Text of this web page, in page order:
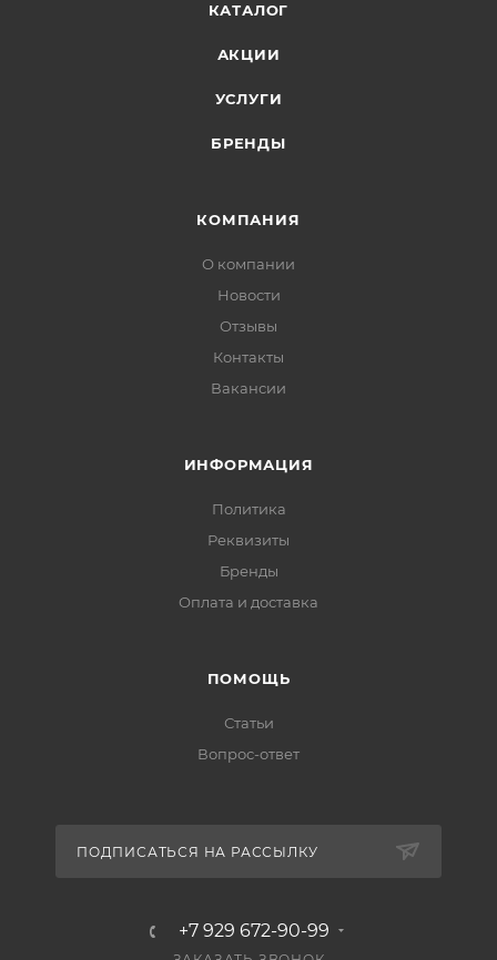
КАТАЛОГ
АКЦИИ
УСЛУГИ
БРЕНДЫ
КОМПАНИЯ
О компании
Новости
Отзывы
Контакты
Вакансии
ИНФОРМАЦИЯ
Политика
Реквизиты
Бренды
Оплата и доставка
ПОМОЩЬ
Статьи
Вопрос-ответ
ПОДПИСАТЬСЯ НА РАССЫЛКУ
+7 929 672-90-99